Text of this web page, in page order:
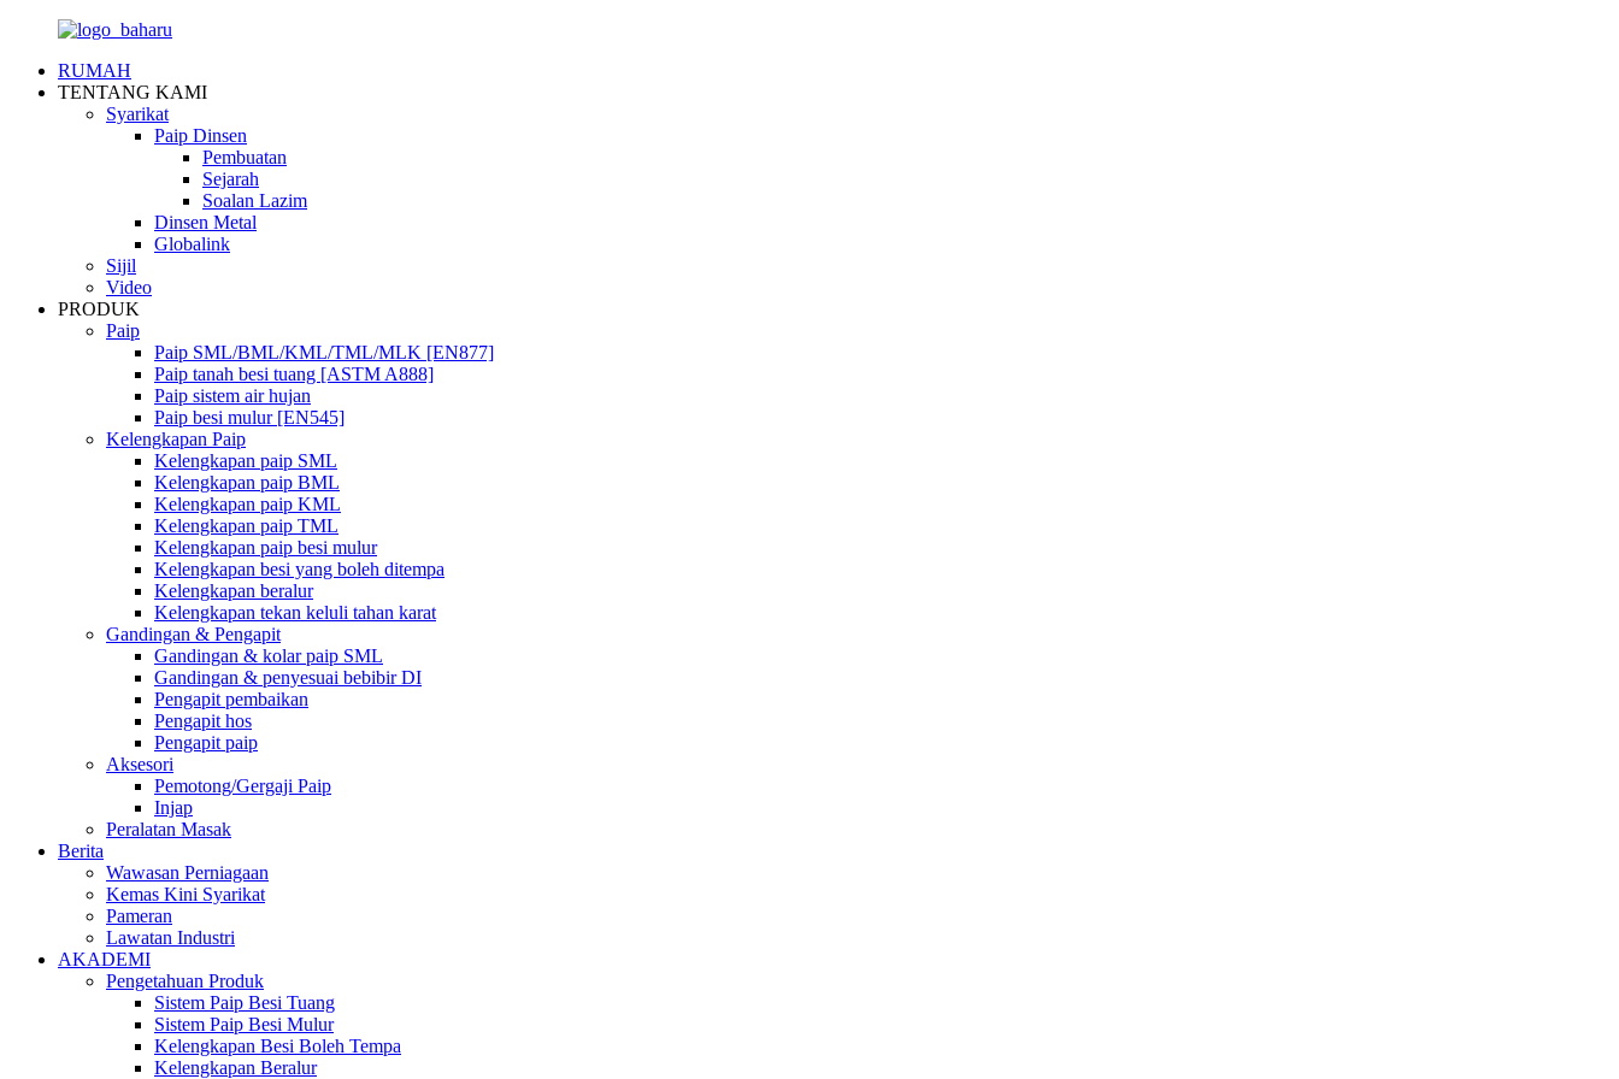
RUMAH
TENTANG KAMI
Syarikat
Paip Dinsen
Pembuatan
Sejarah
Soalan Lazim
Dinsen Metal
Globalink
Sijil
Video
PRODUK
Paip
Paip SML/BML/KML/TML/MLK [EN877]
Paip tanah besi tuang [ASTM A888]
Paip sistem air hujan
Paip besi mulur [EN545]
Kelengkapan Paip
Kelengkapan paip SML
Kelengkapan paip BML
Kelengkapan paip KML
Kelengkapan paip TML
Kelengkapan paip besi mulur
Kelengkapan besi yang boleh ditempa
Kelengkapan beralur
Kelengkapan tekan keluli tahan karat
Gandingan & Pengapit
Gandingan & kolar paip SML
Gandingan & penyesuai bebibir DI
Pengapit pembaikan
Pengapit hos
Pengapit paip
Aksesori
Pemotong/Gergaji Paip
Injap
Peralatan Masak
Berita
Wawasan Perniagaan
Kemas Kini Syarikat
Pameran
Lawatan Industri
AKADEMI
Pengetahuan Produk
Sistem Paip Besi Tuang
Sistem Paip Besi Mulur
Kelengkapan Besi Boleh Tempa
Kelengkapan Beralur